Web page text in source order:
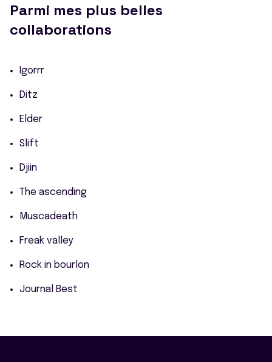
Parmi mes plus belles
collaborations
Igorrr
Ditz
Elder
Slift
Djiin
The ascending
Muscadeath
Freak valley
Rock in bourlon
Journal Best